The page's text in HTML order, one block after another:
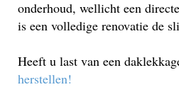
onderhoud, wellicht een
is een volledige renovatie de
Heeft u last van een
herstellen!